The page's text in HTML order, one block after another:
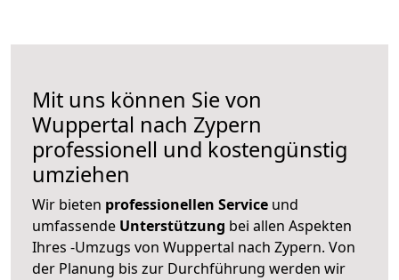
Mit uns können Sie von
Wuppertal nach Zypern
professionell und kostengünstig
umziehen
Wir bieten professionellen Service und
umfassende Unterstützung bei allen Aspekten
Ihres -Umzugs von Wuppertal nach Zypern. Von
der Planung bis zur Durchführung werden wir